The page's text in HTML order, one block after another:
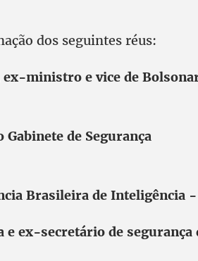
dos seguintes réus:
ministro e vice de
de Segurança
Brasileira de Inteligência
ex-secretário de segurança